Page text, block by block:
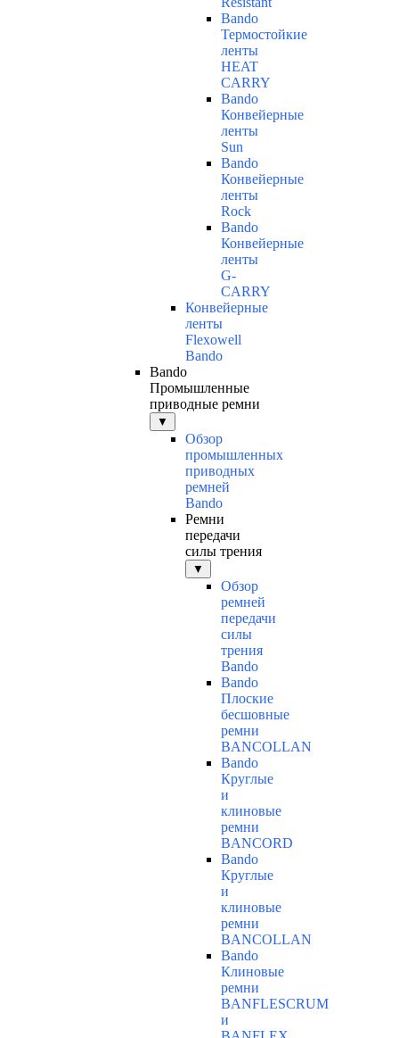
Bando
Термостойкие
ленты
HEAT
CARRY
Bando
Конвейерные
ленты
Sun
Bando
Конвейерные
ленты
Rock
Bando
Конвейерные
ленты
G-
CARRY
Конвейерные
ленты
Flexowell
Bando
Bando
Промышленные
приводные ремни
▼
Обзор
промышленных
приводных
ремней
Bando
Ремни
передачи
силы трения
▼
Обзор
ремней
передачи
силы
трения
Bando
Bando
Плоские
бесшовные
ремни
BANCOLLAN
Bando
Круглые
и
клиновые
ремни
BANCORD
Bando
Круглые
и
клиновые
ремни
BANCOLLAN
Bando
Клиновые
ремни
BANFLESCRUM
и